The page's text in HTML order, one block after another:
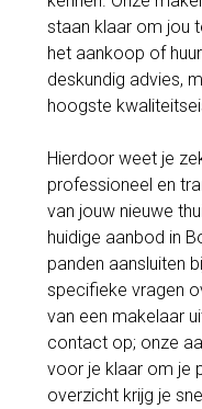
staan klaar om jou
het aankoop of
deskundig advies,
hoogste
Hierdoor weet je
professioneel en
van jouw nieuwe
huidige aanbod in
panden aansluiten
specifieke vragen
van een makelaar
contact op; onze
voor je klaar om je
overzicht krijg je